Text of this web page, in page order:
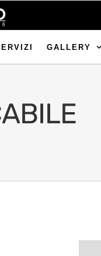
GALLERY